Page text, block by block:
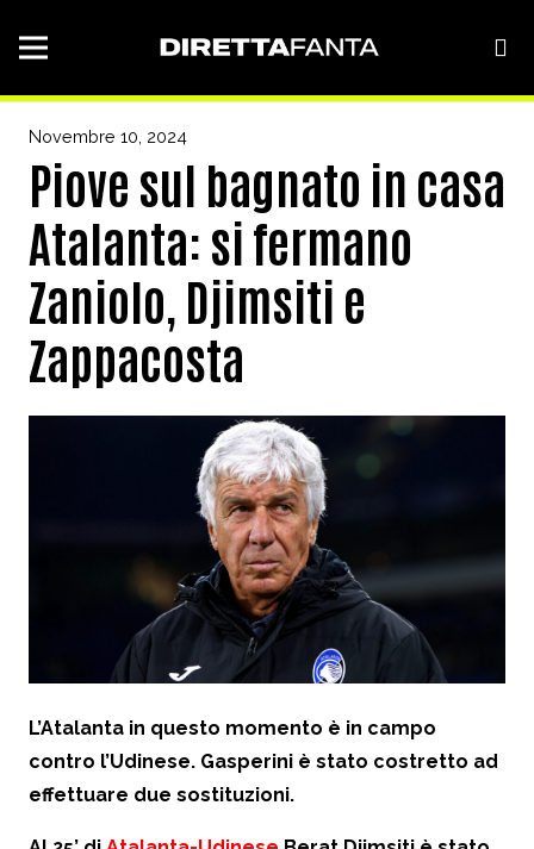
Novembre 10, 2024
Piove sul bagnato in casa
Atalanta: si fermano
Zaniolo, Djimsiti e
Zappacosta
L’Atalanta in questo momento è in campo
contro l’Udinese. Gasperini è stato costretto ad
effettuare due sostituzioni.